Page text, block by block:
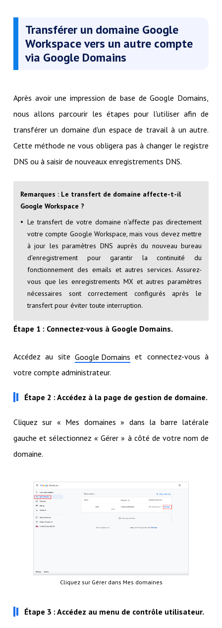
Transférer un domaine Google
Workspace vers un autre compte
via Google Domains
Après avoir une impression de base de Google Domains,
nous allons parcourir les étapes pour l'utiliser afin de
transférer un domaine d'un espace de travail à un autre.
Cette méthode ne vous obligera pas à changer le registre
DNS ou à saisir de nouveaux enregistrements DNS.
Remarques : Le transfert de domaine affecte-t-il
Google Workspace ?
Le transfert de votre domaine n'affecte pas directement
votre compte Google Workspace, mais vous devez mettre
à jour les paramètres DNS auprès du nouveau bureau
d'enregistrement pour garantir la continuité du
fonctionnement des emails et autres services. Assurez-
vous que les enregistrements MX et autres paramètres
nécessaires sont correctement configurés après le
transfert pour éviter toute interruption.
Étape 1 : Connectez-vous à Google Domains.
Accédez au site Google Domains et connectez-vous à
votre compte administrateur.
Étape 2 : Accédez à la page de gestion de domaine.
Cliquez sur « Mes domaines » dans la barre latérale
gauche et sélectionnez « Gérer » à côté de votre nom de
domaine.
Cliquez sur Gérer dans Mes domaines
Étape 3 : Accédez au menu de contrôle utilisateur.